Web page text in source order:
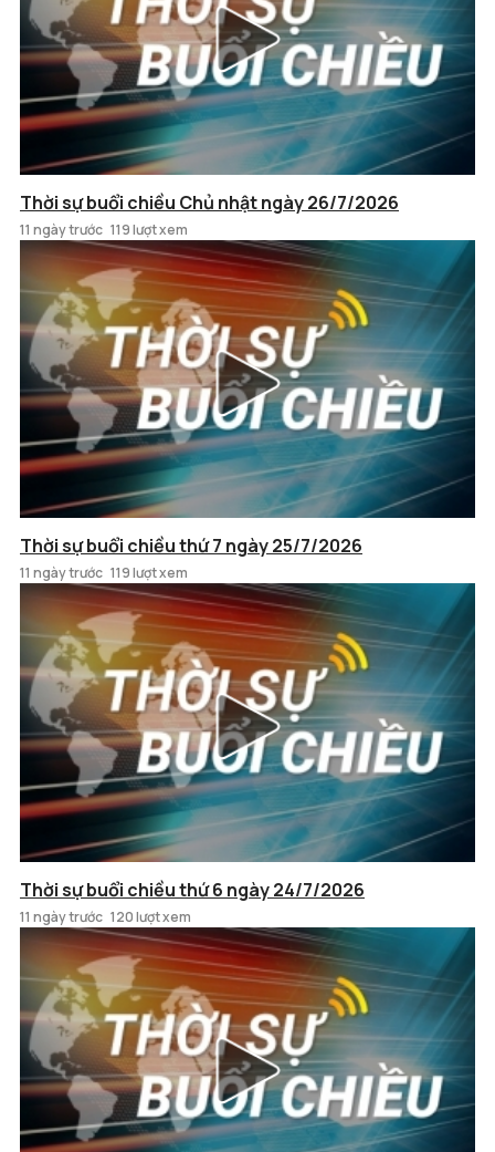
Thời sự buổi chiều Chủ nhật ngày 26/7/2026
11 ngày trước 119 lượt xem
Thời sự buổi chiều thứ 7 ngày 25/7/2026
11 ngày trước 119 lượt xem
Thời sự buổi chiều thứ 6 ngày 24/7/2026
11 ngày trước 120 lượt xem